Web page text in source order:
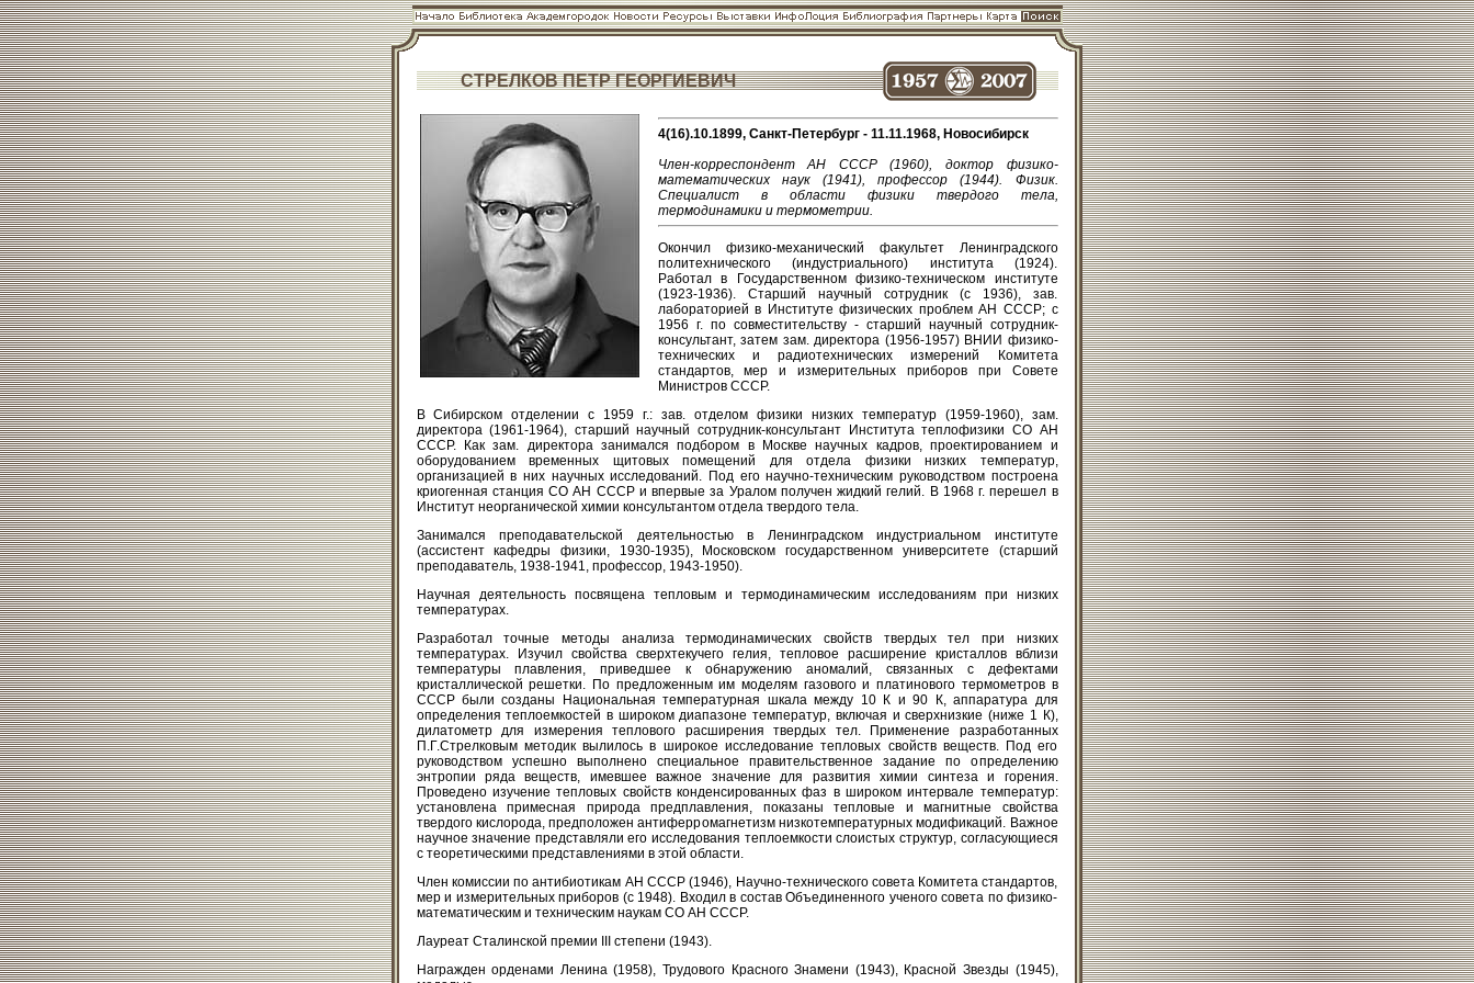
СТРЕЛКОВ ПЕТР ГЕОРГИЕВИЧ
4(16).10.1899, Санкт-Петербург - 11.11.1968, Новосибирск
Член-корреспондент АН СССР (1960), доктор физико-
математических наук (1941), профессор (1944). Физик.
Специалист в области физики твердого тела,
термодинамики и термометрии.
Окончил физико-механический факультет Ленинградского
политехнического (индустриального) института (1924).
Работал в Государственном физико-техническом институте
(1923-1936). Старший научный сотрудник (с 1936), зав.
лабораторией в Институте физических проблем АН СССР; с
1956 г. по совместительству - старший научный сотрудник-
консультант, затем зам. директора (1956-1957) ВНИИ физико-
технических и радиотехнических измерений Комитета
стандартов, мер и измерительных приборов при Совете
Министров СССР.
В Сибирском отделении с 1959 г.: зав. отделом физики низких температур (1959-1960), зам.
директора (1961-1964), старший научный сотрудник-консультант Института теплофизики СО АН
СССР. Как зам. директора занимался подбором в Москве научных кадров, проектированием и
оборудованием временных щитовых помещений для отдела физики низких температур,
организацией в них научных исследований. Под его научно-техническим руководством построена
криогенная станция СО АН СССР и впервые за Уралом получен жидкий гелий. В 1968 г. перешел в
Институт неорганической химии консультантом отдела твердого тела.
Занимался преподавательской деятельностью в Ленинградском индустриальном институте
(ассистент кафедры физики, 1930-1935), Московском государственном университете (старший
преподаватель, 1938-1941, профессор, 1943-1950).
Научная деятельность посвящена тепловым и термодинамическим исследованиям при низких
температурах.
Разработал точные методы анализа термодинамических свойств твердых тел при низких
температурах. Изучил свойства сверхтекучего гелия, тепловое расширение кристаллов вблизи
температуры плавления, приведшее к обнаружению аномалий, связанных с дефектами
кристаллической решетки. По предложенным им моделям газового и платинового термометров в
СССР были созданы Национальная температурная шкала между 10 К и 90 К, аппаратура для
определения теплоемкостей в широком диапазоне температур, включая и сверхнизкие (ниже 1 К),
дилатометр для измерения теплового расширения твердых тел. Применение разработанных
П.Г.Стрелковым методик вылилось в широкое исследование тепловых свойств веществ. Под его
руководством успешно выполнено специальное правительственное задание по определению
энтропии ряда веществ, имевшее важное значение для развития химии синтеза и горения.
Проведено изучение тепловых свойств конденсированных фаз в широком интервале температур:
установлена примесная природа предплавления, показаны тепловые и магнитные свойства
твердого кислорода, предположен антиферромагнетизм низкотемпературных модификаций. Важное
научное значение представляли его исследования теплоемкости слоистых структур, согласующиеся
с теоретическими представлениями в этой области.
Член комиссии по антибиотикам АН СССР (1946), Научно-технического совета Комитета стандартов,
мер и измерительных приборов (с 1948). Входил в состав Объединенного ученого совета по физико-
математическим и техническим наукам СО АН СССР.
Лауреат Сталинской премии III степени (1943).
Награжден орденами Ленина (1958), Трудового Красного Знамени (1943), Красной Звезды (1945),